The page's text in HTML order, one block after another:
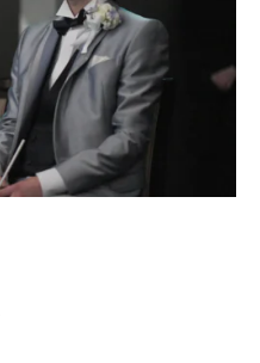
PLAN
プラン
CONTACT
お問い合わせ
-1131
サイト